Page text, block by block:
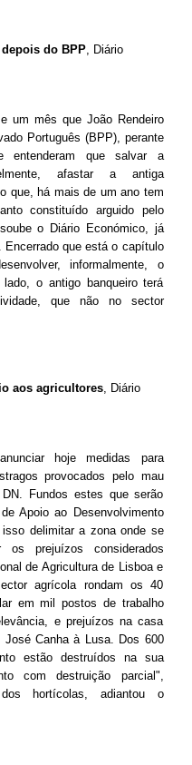
do BPP, Diário
um mês que João Rendeiro
Português (BPP), perante
entenderam que salvar a
afastar a antiga
que, há mais de um ano tem
constituído arguido pelo
o Diário Económico, já
que está o capítulo
informalmente, o
o antigo banqueiro terá
que não no sector
aos agricultores, Diário
hoje medidas para
provocados pelo mau
Fundos estes que serão
Apoio ao Desenvolvimento
delimitar a zona onde se
prejuízos considerados
de Agricultura de Lisboa e
agrícola rondam os 40
em mil postos de trabalho
e prejuízos na casa
Canha à Lusa. Dos 600
estão destruídos na sua
com destruição parcial",
hortícolas, adiantou o